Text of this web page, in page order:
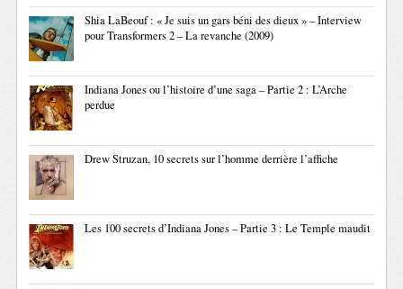
Shia LaBeouf : « Je suis un gars béni des dieux » – Interview
pour Transformers 2 – La revanche (2009)
Indiana Jones ou l’histoire d’une saga – Partie 2 : L’Arche
perdue
Drew Struzan, 10 secrets sur l’homme derrière l’affiche
Les 100 secrets d’Indiana Jones – Partie 3 : Le Temple maudit